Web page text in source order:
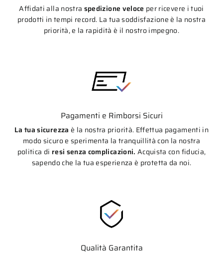
Affidati alla nostra spedizione veloce per ricevere i tuoi
prodotti in tempi record. La tua soddisfazione è la nostra
priorità, e la rapidità è il nostro impegno.
Pagamenti e Rimborsi Sicuri
La tua sicurezza è la nostra priorità. Effettua pagamenti in
modo sicuro e sperimenta la tranquillità con la nostra
politica di resi senza complicazioni. Acquista con fiducia,
sapendo che la tua esperienza è protetta da noi.
Qualità Garantita